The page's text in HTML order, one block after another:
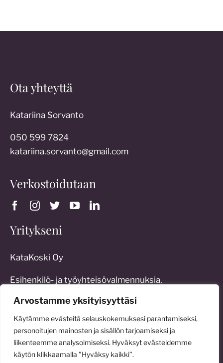
Arvostamme yksityisyyttäsi
Käytämme evästeitä selauskokemuksesi parantamiseksi,
personoitujen mainosten ja sisällön tarjoamiseksi ja
liikenteemme analysoimiseksi. Hyväksyt evästeidemme
käytön klikkaamalla ”Hyväksy kaikki”.
Ota yhteyttä
Katariina Sorvanto
050 599 7824
katariina.sorvanto@gmail.com
Verkostoidutaan
Yritykseni
KataKoski Oy
Esihenkilö- ja työyhteisövalmennuksia,
johtamisratkaisuja:
katakoski.fi